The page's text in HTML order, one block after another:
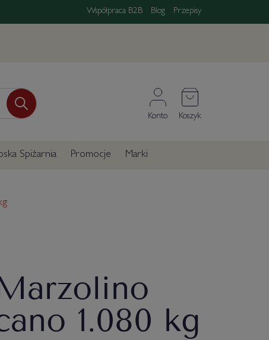
Współpraca B2B Blog Przepisy
Konto Koszyk
Spiżarnia Promocje Marki
1.080 kg